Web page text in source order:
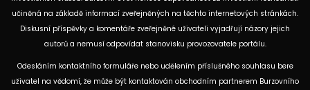
učiněná na základě informací zveřejněných na těchto internetových stránkách.
Diskusní příspěvky a komentáře zveřejněné uživateli vyjadřují názory jejich
autorů a nemusí odpovídat stanovisku provozovatele portálu.
Odesláním kontaktního formuláře nebo udělením příslušného souhlasu bere
uživatel na vědomí, že může být kontaktován obchodním partnerem Burzovního